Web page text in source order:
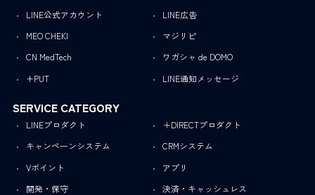
LINE公式アカウント
LINE広告
MEO CHEKI
マジリピ
CN MedTech
ワガシャ de DOMO
+PUT
LINE通知メッセージ
SERVICE CATEGORY
LINEプロダクト
＋DIRECTプロダクト
キャンペーンシステム
CRMシステム
Vポイント
アプリ
開発・保守
決済・キャッシュレス